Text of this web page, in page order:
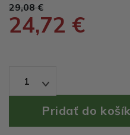
29,08 €
24,72 €
1